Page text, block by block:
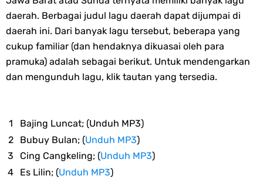
daerah. Berbagai judul lagu daerah dapat dijumpai di
daerah ini. Dari banyak lagu tersebut, beberapa yang
cukup familiar (dan hendaknya dikuasai oleh para
pramuka) adalah sebagai berikut. Untuk mendengarkan
dan mengunduh lagu, klik tautan yang tersedia.
Bajing Luncat; (Unduh MP3)
Bubuy Bulan; (Unduh MP3)
Cing Cangkeling; (Unduh MP3)
Es Lilin; (Unduh MP3)